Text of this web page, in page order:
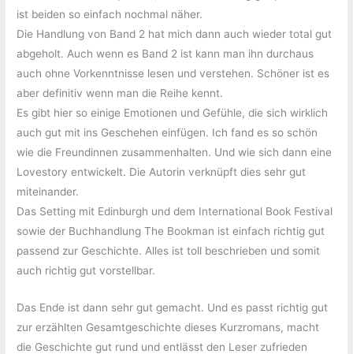
ist beiden so einfach nochmal näher.
Die Handlung von Band 2 hat mich dann auch wieder total gut
abgeholt. Auch wenn es Band 2 ist kann man ihn durchaus
auch ohne Vorkenntnisse lesen und verstehen. Schöner ist es
aber definitiv wenn man die Reihe kennt.
Es gibt hier so einige Emotionen und Gefühle, die sich wirklich
auch gut mit ins Geschehen einfügen. Ich fand es so schön
wie die Freundinnen zusammenhalten. Und wie sich dann eine
Lovestory entwickelt. Die Autorin verknüpft dies sehr gut
miteinander.
Das Setting mit Edinburgh und dem International Book Festival
sowie der Buchhandlung The Bookman ist einfach richtig gut
passend zur Geschichte. Alles ist toll beschrieben und somit
auch richtig gut vorstellbar.
Das Ende ist dann sehr gut gemacht. Und es passt richtig gut
zur erzählten Gesamtgeschichte dieses Kurzromans, macht
die Geschichte gut rund und entlässt den Leser zufrieden